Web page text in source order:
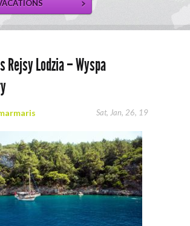
Rejsy Lodzia – Wyspa
Sat, Jan, 26, 19